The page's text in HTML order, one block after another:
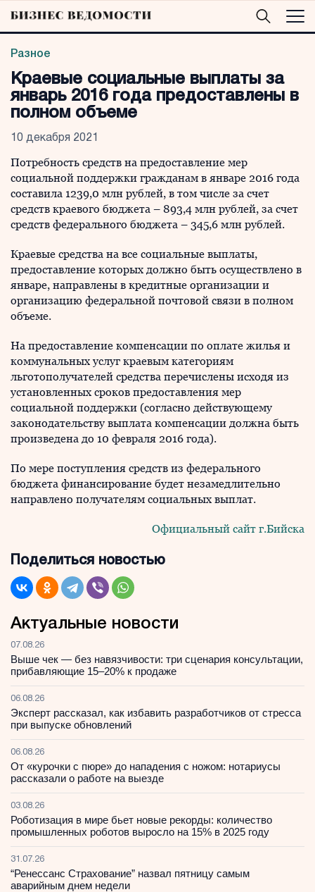
Разное
Краевые социальные выплаты за
январь 2016 года предоставлены в
полном объеме
10 декабря 2021
Потребность средств на предоставление мер
социальной поддержки гражданам в январе 2016 года
составила 1239,0 млн рублей, в том числе за счет
средств краевого бюджета – 893,4 млн рублей, за счет
средств федерального бюджета – 345,6 млн рублей.
Краевые средства на все социальные выплаты,
предоставление которых должно быть осуществлено в
январе, направлены в кредитные организации и
организацию федеральной почтовой связи в полном
объеме.
На предоставление компенсации по оплате жилья и
коммунальных услуг краевым категориям
льготополучателей средства перечислены исходя из
установленных сроков предоставления мер
социальной поддержки (согласно действующему
законодательству выплата компенсации должна быть
произведена до 10 февраля 2016 года).
По мере поступления средств из федерального
бюджета финансирование будет незамедлительно
направлено получателям социальных выплат.
Официальный сайт г.Бийска
Поделиться новостью
Актуальные новости
07.08.26
Выше чек — без навязчивости: три сценария консультации,
прибавляющие 15–20% к продаже
06.08.26
Эксперт рассказал, как избавить разработчиков от стресса
при выпуске обновлений
06.08.26
От «курочки с пюре» до нападения с ножом: нотариусы
рассказали о работе на выезде
03.08.26
Роботизация в мире бьет новые рекорды: количество
промышленных роботов выросло на 15% в 2025 году
31.07.26
“Ренессанс Страхование” назвал пятницу самым
аварийным днем недели